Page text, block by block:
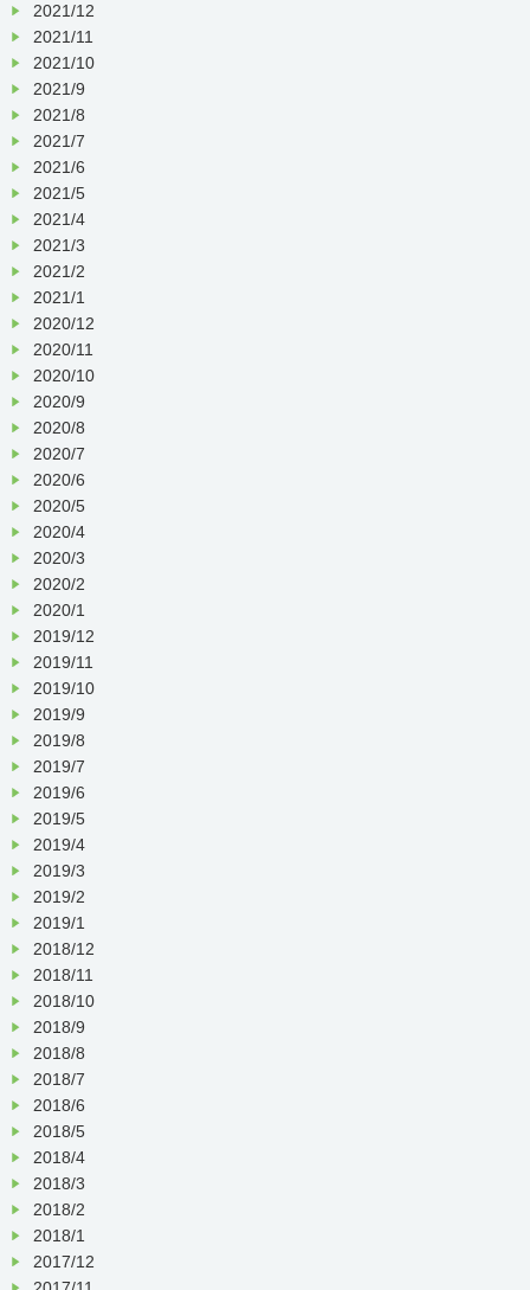
2021/12
2021/11
2021/10
2021/9
2021/8
2021/7
2021/6
2021/5
2021/4
2021/3
2021/2
2021/1
2020/12
2020/11
2020/10
2020/9
2020/8
2020/7
2020/6
2020/5
2020/4
2020/3
2020/2
2020/1
2019/12
2019/11
2019/10
2019/9
2019/8
2019/7
2019/6
2019/5
2019/4
2019/3
2019/2
2019/1
2018/12
2018/11
2018/10
2018/9
2018/8
2018/7
2018/6
2018/5
2018/4
2018/3
2018/2
2018/1
2017/12